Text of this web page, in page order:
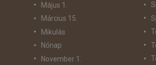
Május 1.
Március 15.
Mikulás
Nőnap
November 1.